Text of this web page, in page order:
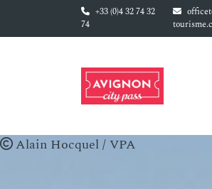
Vai al contenuto principale+33 (0)4 32 74 32
74
Alain Hocquel / VPA